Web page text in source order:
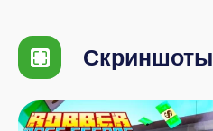
Скриншоты